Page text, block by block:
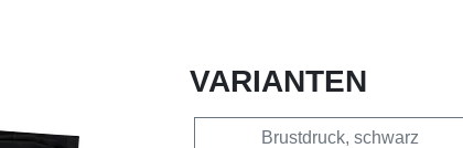
VARIANTEN
Brustdruck, schwarz